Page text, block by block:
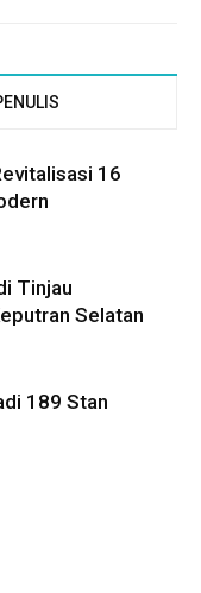
16
Tinjau
Selatan
189 Stan